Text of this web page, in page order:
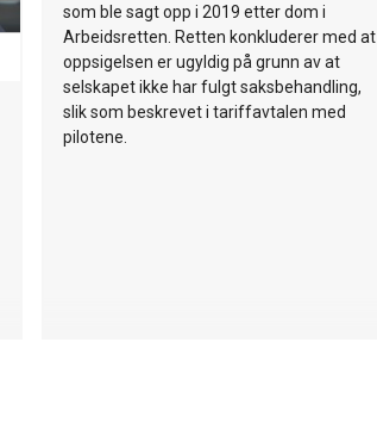
som ble sagt opp i 2019 etter dom i
Arbeidsretten. Retten konkluderer med at
oppsigelsen er ugyldig på grunn av at
selskapet ikke har fulgt saksbehandling,
slik som beskrevet i tariffavtalen med
pilotene.